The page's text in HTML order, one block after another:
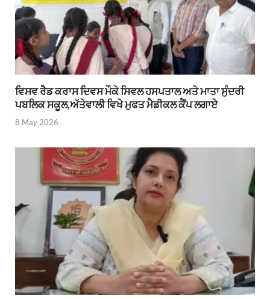
ਵਿਸਵ ਰੈਡ ਕਰਾਸ ਦਿਵਸ ਮੌਕੇ ਸਿਵਲ ਹਸਪਤਾਲ ਅਤੇ ਮਾਤਾ ਸੁੰਦਰੀ
ਪਬਲਿਕ ਸਕੂਲ,ਅੱਤੇਵਾਲੀ ਵਿਖੇ ਮੁਫਤ ਮੈਡੀਕਲ ਕੈਂਪ ਲਗਾਏ
8 May 2026